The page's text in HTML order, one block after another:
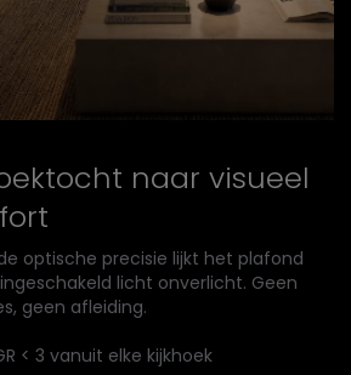
naar visueel
optische precisie lijkt het plafond
licht onverlicht. Geen
geen afleiding.
< 3 vanuit elke kijkhoek